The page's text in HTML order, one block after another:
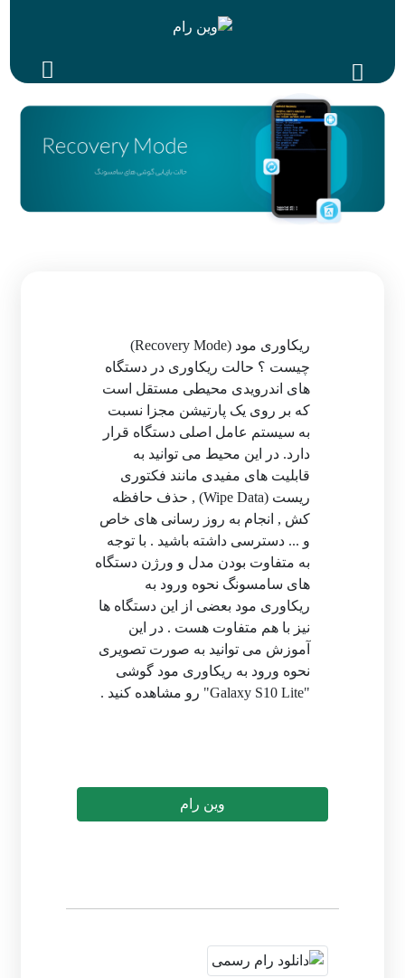
ریکاوری مود (Recovery Mode)
چیست ؟ حالت ریکاوری در دستگاه
های اندرویدی محیطی مستقل است
که بر روی یک پارتیشن مجزا نسبت
به سیستم عامل اصلی دستگاه قرار
دارد. در این محیط می توانید به
قابلیت های مفیدی مانند فکتوری
ریست (Wipe Data) , حذف حافظه
کش , انجام به روز رسانی های خاص
و ... دسترسی داشته باشید . با توجه
به متفاوت بودن مدل و ورژن دستگاه
های سامسونگ نحوه ورود به
ریکاوری مود بعضی از این دستگاه ها
نیز با هم متفاوت هست . در این
آموزش می توانید به صورت تصویری
نحوه ورود به ریکاوری مود گوشی
"Galaxy S10 Lite" رو مشاهده کنید .
وین رام